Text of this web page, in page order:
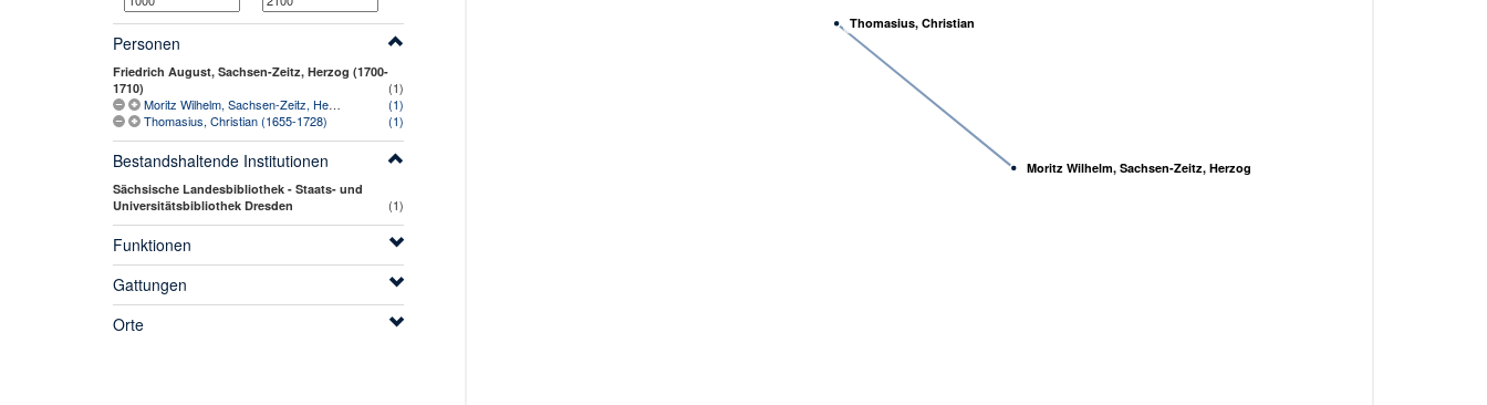
Personen
Friedrich August, Sachsen-Zeitz, Herzog (1700-
1710)
(1)
Moritz Wilhelm, Sachsen-Zeitz, Herzog (1664-1718) [vermutlich]
(1)
Thomasius, Christian (1655-1728)
(1)
Bestandshaltende Institutionen
Sächsische Landesbibliothek - Staats- und
Universitätsbibliothek Dresden
(1)
Funktionen
Gattungen
Orte
Thomasius, Christian
Moritz Wilhelm, Sachsen-Zeitz, Herzog